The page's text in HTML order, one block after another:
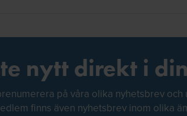
nytt direkt i
på våra olika nyhetsbrev
finns även nyhetsbrev inom olika